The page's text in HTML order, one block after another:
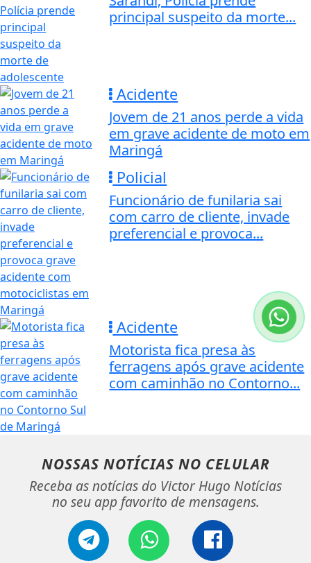
principal suspeito da morte...
Acidente
Jovem de 21 anos perde a vida
em grave acidente de moto em
Maringá
Policial
Funcionário de funilaria sai
com carro de cliente, invade
preferencial e provoca...
Acidente
Motorista fica presa às
ferragens após grave acidente
com caminhão no Contorno...
NOSSAS NOTÍCIAS NO CELULAR
Receba as notícias do Victor Hugo Notícias
no seu app favorito de mensagens.